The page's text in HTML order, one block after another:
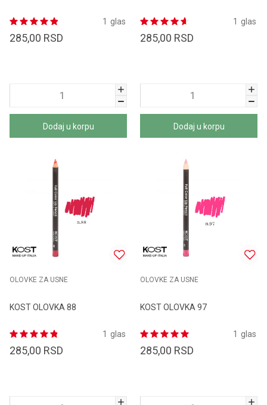
glas
1
285,00 RSD
Dodaj u korpu
glas
1
285,00 RSD
Dodaj u korpu
OLOVKE ZA USNE
KOST OLOVKA 88
glas
1
285,00 RSD
OLOVKE ZA USNE
KOST OLOVKA 97
glas
1
285,00 RSD